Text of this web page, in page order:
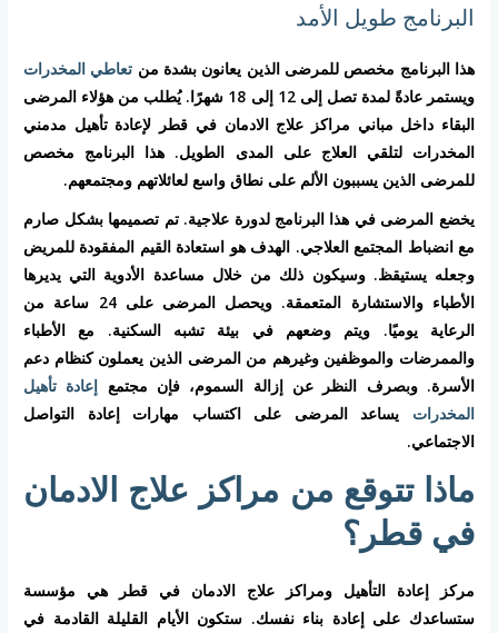
البرنامج طويل الأمد
هذا البرنامج مخصص للمرضى الذين يعانون بشدة من تعاطي المخدرات
ويستمر عادةً لمدة تصل إلى 12 إلى 18 شهرًا. يُطلب من هؤلاء المرضى
البقاء داخل مباني مراكز علاج الادمان في قطر لإعادة تأهيل مدمني
المخدرات لتلقي العلاج على المدى الطويل. هذا البرنامج مخصص
للمرضى الذين يسببون الألم على نطاق واسع لعائلاتهم ومجتمعهم.
يخضع المرضى في هذا البرنامج لدورة علاجية. تم تصميمها بشكل صارم
مع انضباط المجتمع العلاجي. الهدف هو استعادة القيم المفقودة للمريض
وجعله يستيقظ. وسيكون ذلك من خلال مساعدة الأدوية التي يديرها
الأطباء والاستشارة المتعمقة. ويحصل المرضى على 24 ساعة من
الرعاية يوميًا. ويتم وضعهم في بيئة تشبه السكنية. مع الأطباء
والممرضات والموظفين وغيرهم من المرضى الذين يعملون كنظام دعم
الأسرة. وبصرف النظر عن إزالة السموم، فإن مجتمع إعادة تأهيل
المخدرات يساعد المرضى على اكتساب مهارات إعادة التواصل
الاجتماعي.
ماذا تتوقع من مراكز علاج الادمان
في قطر؟
مركز إعادة التأهيل ومراكز علاج الادمان في قطر هي مؤسسة
ستساعدك على إعادة بناء نفسك. ستكون الأيام القليلة القادمة في